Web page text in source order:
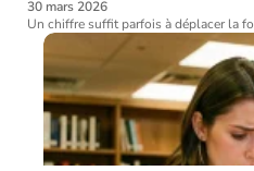
30 mars 2026
Un chiffre suffit parfois à déplacer la